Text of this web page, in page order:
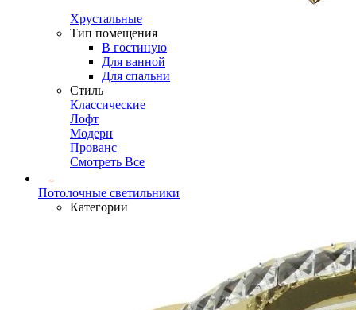
Хрустальные
Тип помещения
В гостиную
Для ванной
Для спальни
Стиль
Классические
Лофт
Модерн
Прованс
Смотреть Все
Потолочные светильники
Категории